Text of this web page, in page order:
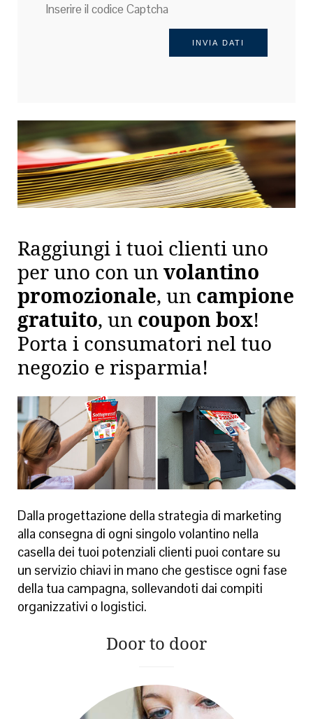
Inserire il codice Captcha
Raggiungi i tuoi clienti uno
per uno con unvolantino
promozionale, un campione
gratuito, un coupon box!
Porta i consumatori nel tuo
negozio e risparmia!
Dalla progettazione della strategia di marketing
alla consegna di ogni singolo volantino nella
casella dei tuoi potenziali clienti puoi contare su
un servizio chiavi in mano che gestisce ogni fase
della tua campagna, sollevandoti dai compiti
organizzativi o logistici.
Door to door